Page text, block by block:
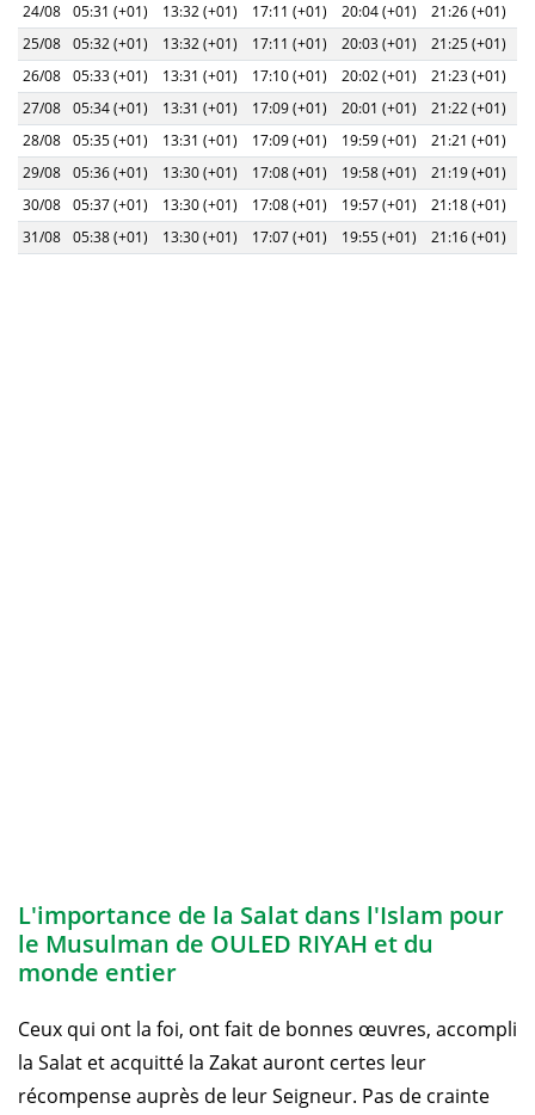
24/08 05:31 (+01) 13:32 (+01) 17:11 (+01) 20:04 (+01)
21:26 (+01)
25/08 05:32 (+01) 13:32 (+01) 17:11 (+01) 20:03 (+01)
21:25 (+01)
26/08 05:33 (+01) 13:31 (+01) 17:10 (+01) 20:02 (+01)
21:23 (+01)
27/08 05:34 (+01) 13:31 (+01) 17:09 (+01) 20:01 (+01)
21:22 (+01)
28/08 05:35 (+01) 13:31 (+01) 17:09 (+01) 19:59 (+01)
21:21 (+01)
29/08 05:36 (+01) 13:30 (+01) 17:08 (+01) 19:58 (+01)
21:19 (+01)
30/08 05:37 (+01) 13:30 (+01) 17:08 (+01) 19:57 (+01)
21:18 (+01)
31/08 05:38 (+01) 13:30 (+01) 17:07 (+01) 19:55 (+01) 21:16 (+01)
L'importance de la Salat dans l'Islam pour
le Musulman de OULED RIYAH et du
monde entier
Ceux qui ont la foi, ont fait de bonnes œuvres, accompli
la Salat et acquitté la Zakat auront certes leur
récompense auprès de leur Seigneur. Pas de crainte